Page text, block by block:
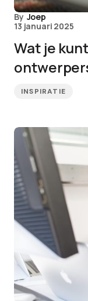
By Joep
13 januari 2025
Wat je
INSPIRATIE